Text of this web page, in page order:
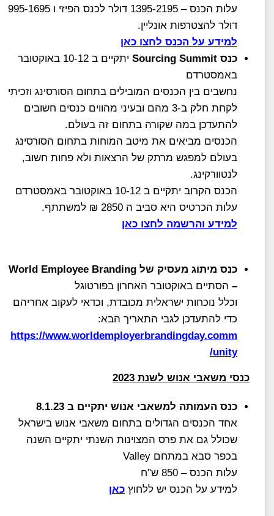
עלות הכנס – 1395-2195 דולר לכנס הפיזי ו 995-1695
דולר להצטרפות אונליין.
למידעעל הכנס לחצו כאן
כנסSourcing Summit
יתקיים ב 10-12 באוקטובר
באמסטרדם
נחשבים בין הכנסים המובילים בתחום הסורסינג וזכיתי
לקחת חלק ב-3 מהם ובעיני מהווים כנסים חשובים
להתעדכן במה שקורה בתחום זה בעולם.
הכנסים מביאים את מיטב המוחות בתחום הסורסינג
בעולם למפגש מרתק של הרצאות ולא פחות חשוב,
לנטוורקינג.
הכנס הקרוב יתקיים ב 10-12 באוקטובר באמסטרדם
עלות הכרטיס היא סביב ה 2850 ₪ למשתתף.
למידע והרשמה לחצו כאן
כנס מיתוג מעסיק שלWorld Employee Branding
הסתיים באוקטובר האחרון בפורטוגל
וכלל נוכחות ישראלית מכובדת, וכדאי לעקוב אחריהם
כדי להתעדכן לגבי התאריך הבא:
https://www.worldemployerbrandingday.comm
unity/
כנסי משאבי אנוש לשנת 2023
כנס העמותה למשאבי אנוש יתקיים ב 8.1.23
אחד הכנסים הגדולים בתחום משאבי אנוש בישראל
שכולל גם את פרס המצוינות השנתי יתקיים השנה
בכפר סבא במתחם Valley
עלות הכנס – 850 ש"ח
למידע על הכנס יש ללחוץכאן